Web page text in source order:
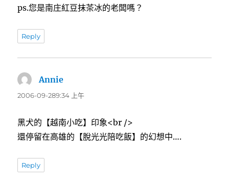
ps.您是南庄紅豆抹茶冰的老闆嗎？
Reply
Annie
示:
2006-09-289:34 上午
黑犬的【越南小吃】印象<br />
還停留在高雄的【脫光光陪吃飯】的幻想中….
Reply